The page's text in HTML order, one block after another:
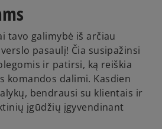
tavo galimybė iš arčiau
pasaulį! Čia susipažinsi
ir patirsi, ką reiškia
komandos dalimi. Kasdien
bendrausi su klientais ir
įgūdžių įgyvendinant